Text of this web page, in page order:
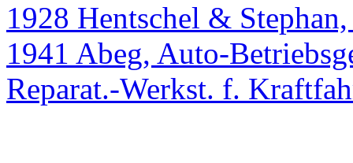
1928 Hentschel &
1941 Abeg, Auto-
Reparat.-Werkst. f.